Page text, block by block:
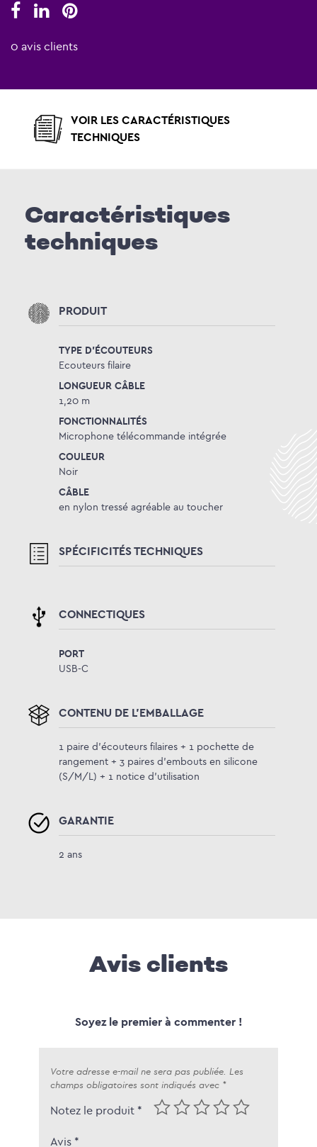
0 avis clients
VOIR LES CARACTÉRISTIQUES
TECHNIQUES
Caractéristiques
techniques
PRODUIT
TYPE D'ÉCOUTEURS
Ecouteurs filaire
LONGUEUR CÂBLE
1,20 m
FONCTIONNALITÉS
Microphone télécommande intégrée
COULEUR
Noir
CÂBLE
en nylon tressé agréable au toucher
SPÉCIFICITÉS TECHNIQUES
CONNECTIQUES
PORT
USB-C
CONTENU DE L'EMBALLAGE
1 paire d'écouteurs filaires + 1 pochette de
rangement + 3 paires d'embouts en silicone
(S/M/L) + 1 notice d'utilisation
GARANTIE
2 ans
Avis clients
Soyez le premier à commenter !
Votre adresse e-mail ne sera pas publiée. Les
champs obligatoires sont indiqués avec *
Notez le produit *
Avis *